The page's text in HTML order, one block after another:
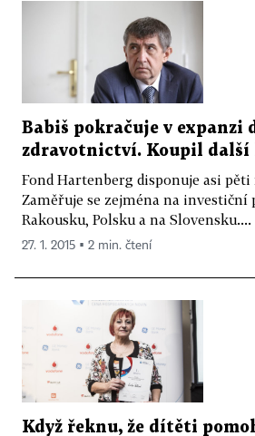
Babiš pokračuje v expanzi
zdravotnictví. Koupil
Fond Hartenberg disponuje asi
Zaměřuje se zejména na investiční
Rakousku, Polsku a na Slovensku....
27. 1. 2015 ▪ 2 min. čtení
Když řeknu, že dítěti